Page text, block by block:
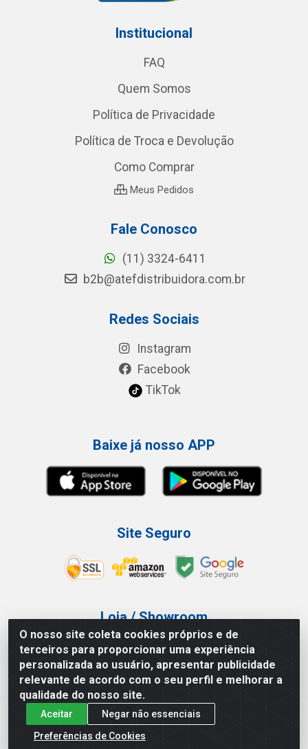
O nosso site coleta cookies próprios e de
terceiros para proporcionar uma experiência
personalizada ao usuário, apresentar publicidade
relevante de acordo com o seu perfil e melhorar a
qualidade do nosso site.
Aceitar
Negar não essenciais
Preferências de Cookies
Institucional
FAQ
Quem Somos
Política de Privacidade
Política de Troca e Devolução
Como Comprar
Meus Pedidos
Fale Conosco
(11) 3324-6411
b2b@atefdistribuidora.com.br
Redes Sociais
Instagram
Facebook
TikTok
Baixe já nosso APP
Site Seguro
Loja / Showroom
Tel.: (11) 3227-0546
Av Vautier, 587/597 - Pari - São Paulo/SP
Atef Distribuidora LTDA - Av. Vautier, 585/597 - Pari - São
Paulo/SP - CEP 03.032-000 - CNPJ 27.717.135/0001-29